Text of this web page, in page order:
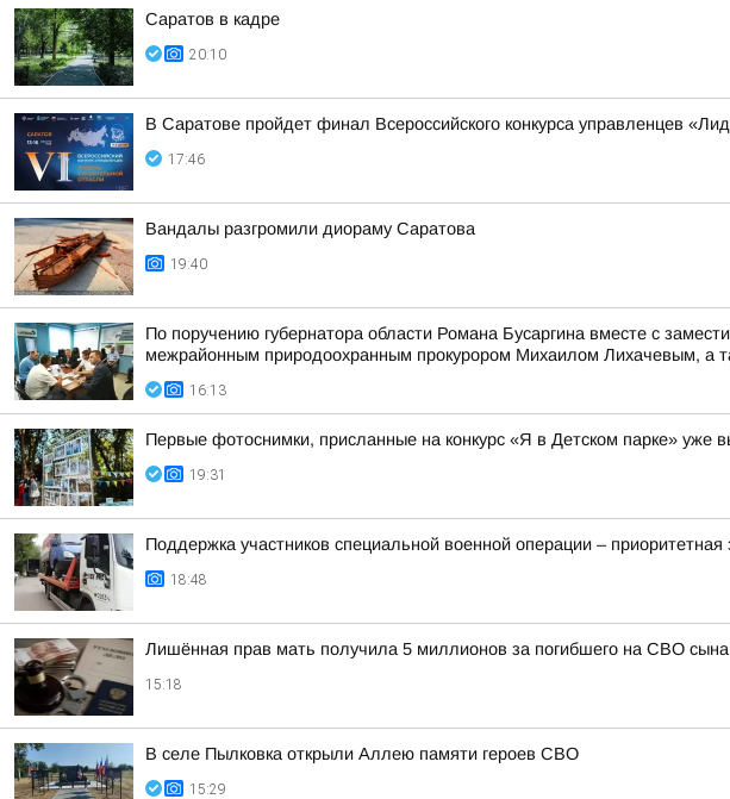
Саратов в кадре
20:10
В Саратове пройдет финал Всероссийского конкурса управленцев
17:46
Вандалы разгромили диораму Саратова
19:40
По поручению губернатора области Романа Бусаргина вместе с
межрайонным природоохранным прокурором Михаилом Лихачевым, а
16:13
Первые фотоснимки, присланные на конкурс «Я в Детском парке» уже
19:31
Поддержка участников специальной военной операции –
18:48
Лишённая прав мать получила 5 миллионов за погибшего на СВО
15:18
В селе Пылковка открыли Аллею памяти героев СВО
15:29